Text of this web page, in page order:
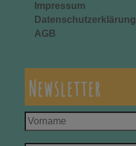
Impressum
Datenschutzerklärung
AGB
Newsletter
Vorname